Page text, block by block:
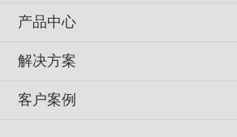
产品中心
解决方案
客户案例